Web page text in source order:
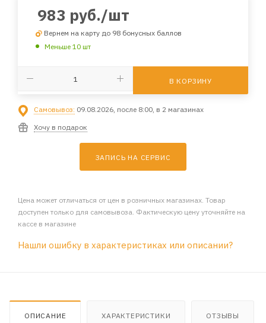
983 руб./шт
Вернем на карту до 98 бонусных баллов
Меньше 10 шт
В КОРЗИНУ
Самовывоз: 09.08.2026, после 8:00, в 2 магазинах
Хочу в подарок
ЗАПИСЬ НА СЕРВИС
Цена может отличаться от цен в розничных магазинах. Товар
доступен только для самовывоза. Фактическую цену уточняйте на
кассе в магазине
Нашли ошибку в характеристиках или описании?
ОПИСАНИЕ ХАРАКТЕРИСТИКИ ОТЗЫВЫ